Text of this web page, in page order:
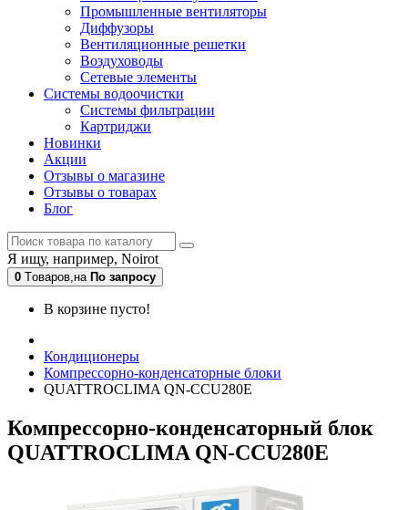
Промышленные вентиляторы
Диффузоры
Вентиляционные решетки
Воздуховоды
Сетевые элементы
Системы водоочистки
Системы фильтрации
Картриджи
Новинки
Акции
Отзывы о магазине
Отзывы о товарах
Блог
Я ищу, например, Noirot
0 Tоваров,на По запросу
В корзине пусто!
Кондиционеры
Компрессорно-конденсаторные блоки
QUATTROCLIMA QN-CCU280E
Компрессорно-конденсаторный блок
QUATTROCLIMA QN-CCU280E